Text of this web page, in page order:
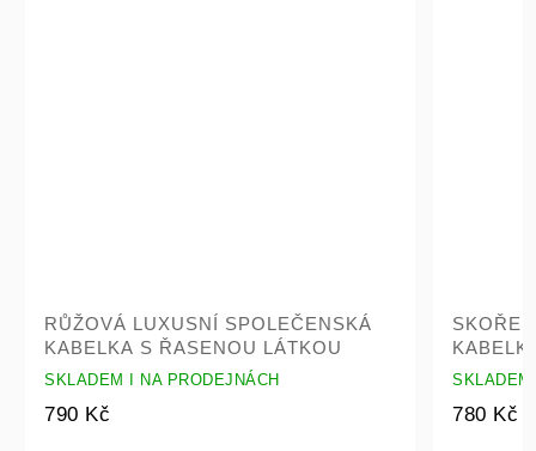
RŮŽOVÁ LUXUSNÍ SPOLEČENSKÁ
KABELKA S ŘASENOU LÁTKOU
SKLADEM I NA PRODEJNÁCH
790 Kč
KABELKA
SKLADEM I
780 Kč